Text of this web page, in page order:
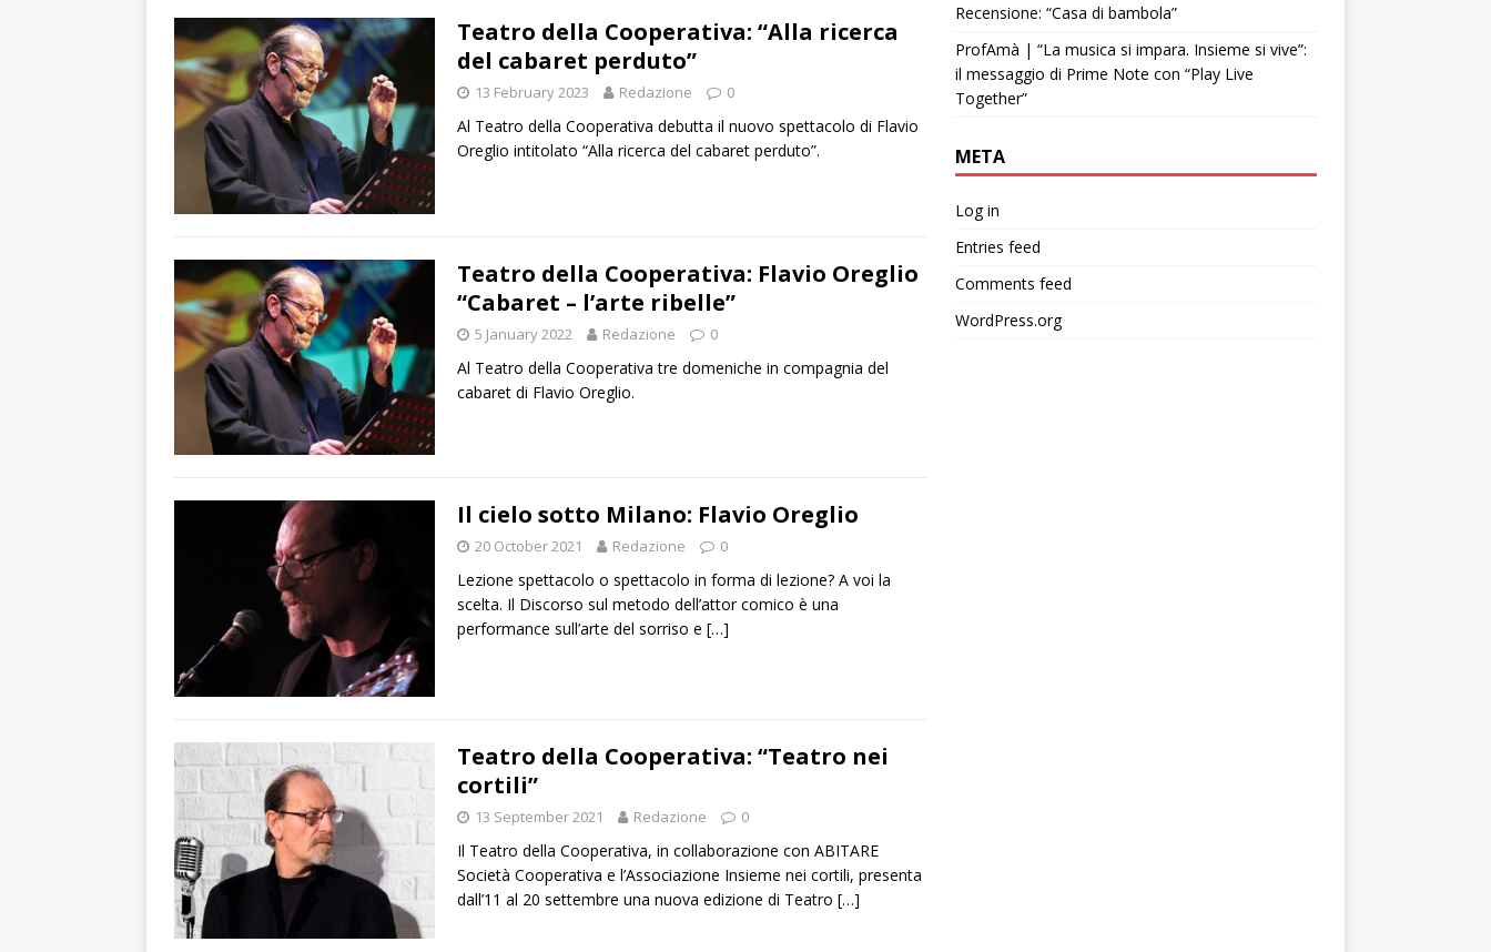
Teatro della Cooperativa: “Alla ricerca
del cabaret perduto”
13 February 2023 Redazione 0
Al Teatro della Cooperativa debutta il nuovo spettacolo di Flavio
Oreglio intitolato “Alla ricerca del cabaret perduto”.
Teatro della Cooperativa: Flavio Oreglio
“Cabaret – l’arte ribelle”
5 January 2022 Redazione 0
Al Teatro della Cooperativa tre domeniche in compagnia del
cabaret di Flavio Oreglio.
Il cielo sotto Milano: Flavio Oreglio
20 October 2021 Redazione 0
Lezione spettacolo o spettacolo in forma di lezione? A voi la
scelta. Il Discorso sul metodo dell’attor comico è una
performance sull’arte del sorriso e […]
Teatro della Cooperativa: “Teatro nei
cortili”
13 September 2021 Redazione 0
Il Teatro della Cooperativa, in collaborazione con ABITARE
Società Cooperativa e l’Associazione Insieme nei cortili, presenta
dall’11 al 20 settembre una nuova edizione di Teatro […]
Recensione: “Casa di bambola”
ProfAmà | “La musica si impara. Insieme si vive”:
il messaggio di Prime Note con “Play Live
Together”
META
Log in
Entries feed
Comments feed
WordPress.org